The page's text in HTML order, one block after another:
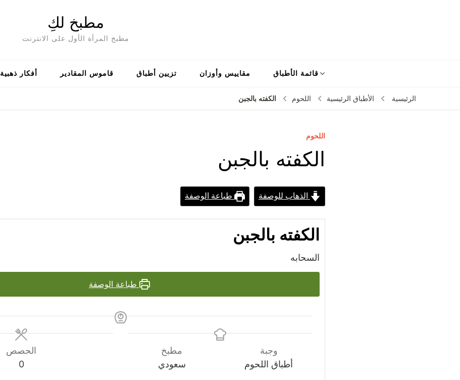
مطبخ لكِ
مطبخ المرأة الأول على الانترنت
قائمة الأطباق مقاييس وأوزان تزيين أطباق قاموس المقادير أفكار ذهبية
الرئيسية الأطباق الرئيسية اللحوم الكفته بالجبن
اللحوم
الكفته بالجبن
الذهاب للوصفة طباعة الوصفة
الكفته بالجبن
السحابه
طباعة الوصفة
وجبة
أطباق اللحوم
مطبخ
سعودي
الحصص
0